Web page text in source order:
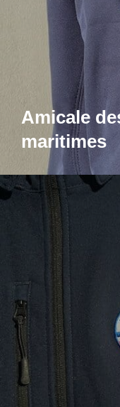
Amicale
maritimes